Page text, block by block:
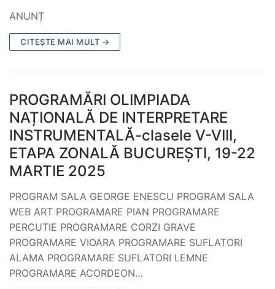
ANUNȚ
CITEȘTE MAI MULT →
PROGRAMĂRI OLIMPIADA
NAȚIONALĂ DE INTERPRETARE
INSTRUMENTALĂ-clasele V-VIII,
ETAPA ZONALĂ BUCUREȘTI, 19-22
MARTIE 2025
PROGRAM SALA GEORGE ENESCU PROGRAM SALA
WEB ART PROGRAMARE PIAN PROGRAMARE
PERCUTIE PROGRAMARE CORZI GRAVE
PROGRAMARE VIOARA PROGRAMARE SUFLATORI
ALAMA PROGRAMARE SUFLATORI LEMNE
PROGRAMARE ACORDEON…